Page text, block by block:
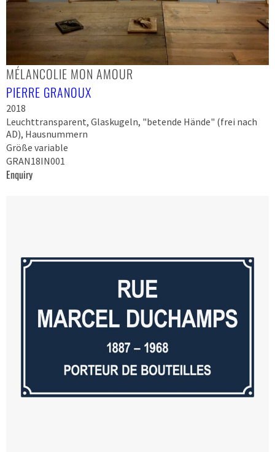
MÉLANCOLIE MON AMOUR
PIERRE GRANOUX
2018
Leuchttransparent, Glaskugeln, "betende Hände" (frei nach
AD), Hausnummern
Größe variable
GRAN18IN001
Enquiry